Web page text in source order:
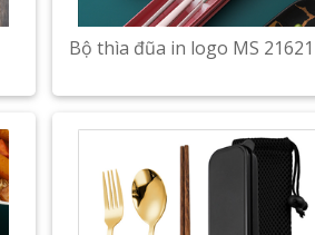
Bộ thìa đũa in logo MS 21621